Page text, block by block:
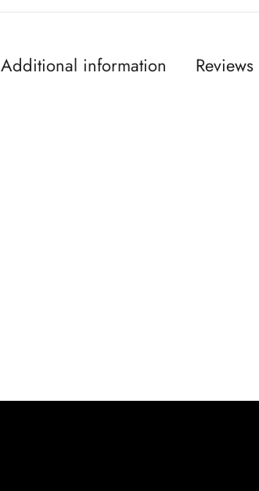
Additional information